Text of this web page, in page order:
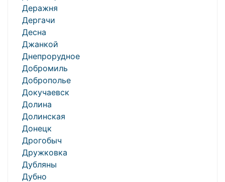
Деражня
Дергачи
Десна
Джанкой
Днепрорудное
Добромиль
Доброполье
Докучаевск
Долина
Долинская
Донецк
Дрогобыч
Дружковка
Дубляны
Дубно